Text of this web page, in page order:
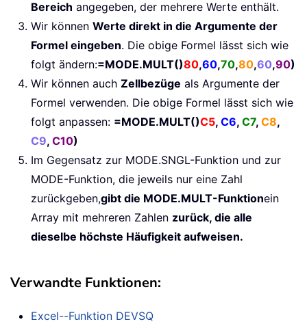
Bereich angegeben, der mehrere Werte enthält.
Wir können Werte direkt in die Argumente der
Formel eingeben. Die obige Formel lässt sich wie
folgt ändern:=MODE.MULT()80,60,70,80,60,90)
Wir können auch Zellbezüge als Argumente der
Formel verwenden. Die obige Formel lässt sich wie
folgt anpassen: =MODE.MULT()C5, C6, C7, C8,
C9, C10)
Im Gegensatz zur MODE.SNGL-Funktion und zur
MODE-Funktion, die jeweils nur eine Zahl
zurückgeben,gibt die MODE.MULT-Funktionein
Array mit mehreren Zahlen zurück, die alle
dieselbe höchste Häufigkeit aufweisen.
Verwandte Funktionen:
Excel--Funktion DEVSQ